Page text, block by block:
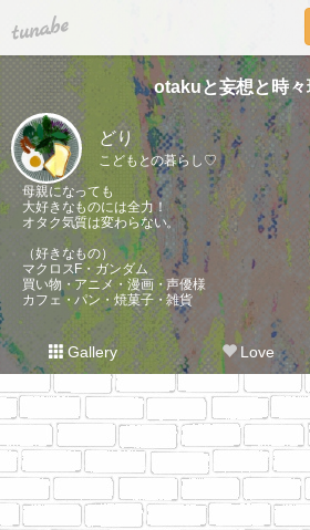
tuna.be
otakuと妄想と時々
どり
こどもとの暮らし♡
母親になっても
大好きなものには全力！
オタク気質は変わらない。
（好きなもの）
マクロスF・ガンダム
買い物・アニメ・漫画・声優様
カフェ・パン・焼菓子・雑貨
Gallery Love